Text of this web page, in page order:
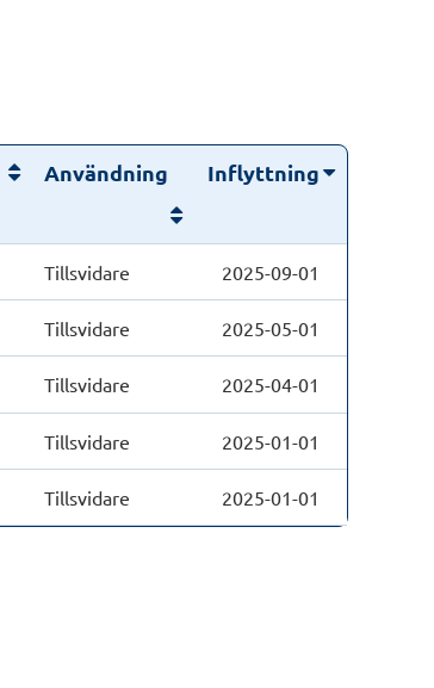
Användning Inflyttning
Tillsvidare 2025-09-01
Tillsvidare 2025-05-01
Tillsvidare 2025-04-01
Tillsvidare 2025-01-01
Tillsvidare 2025-01-01